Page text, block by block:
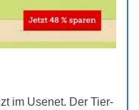
im Usenet. Der Tier-